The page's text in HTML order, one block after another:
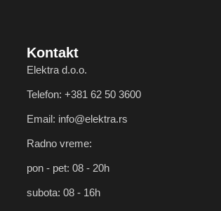
Kontakt
Elektra d.o.o.
Telefon: +381 62 50 3600
Email: info@elektra.rs
Radno vreme:
pon - pet: 08 - 20h
subota: 08 - 16h